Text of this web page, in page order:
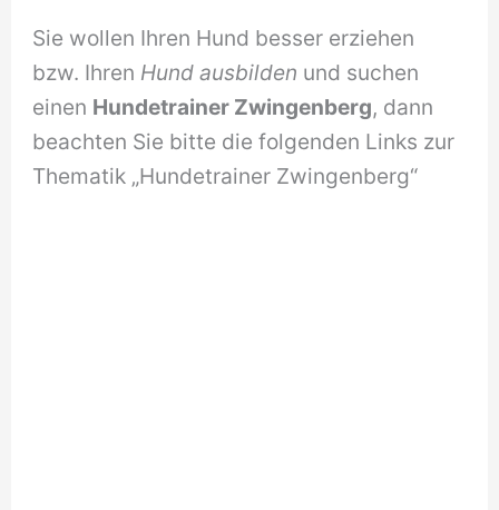
Sie wollen Ihren Hund besser erziehen
bzw. Ihren Hund ausbilden und suchen
einen Hundetrainer Zwingenberg, dann
beachten Sie bitte die folgenden Links zur
Thematik „Hundetrainer Zwingenberg“